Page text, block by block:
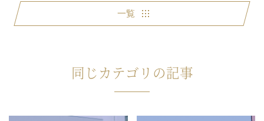
一覧
同じカテゴリの記事